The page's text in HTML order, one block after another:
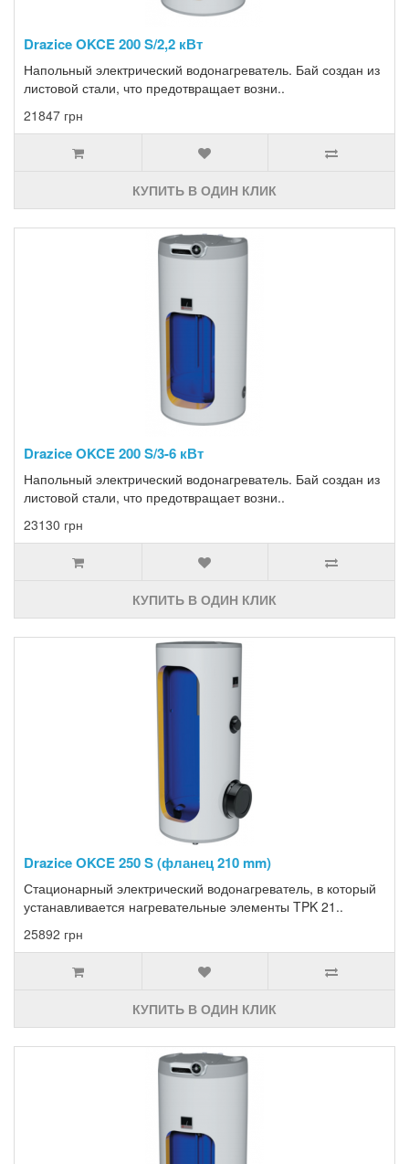
Drazice OKCE 200 S/2,2 кВт
Напольный электрический водонагреватель. Бай создан из
листовой стали, что предотвращает возни..
21847 грн
КУПИТЬ В ОДИН КЛИК
Drazice OKCE 200 S/3-6 кВт
Напольный электрический водонагреватель. Бай создан из
листовой стали, что предотвращает возни..
23130 грн
КУПИТЬ В ОДИН КЛИК
Drazice OKCE 250 S (фланец 210 mm)
Стационарный электрический водонагреватель, в который
устанавливается нагревательные элементы TPK 21..
25892 грн
КУПИТЬ В ОДИН КЛИК